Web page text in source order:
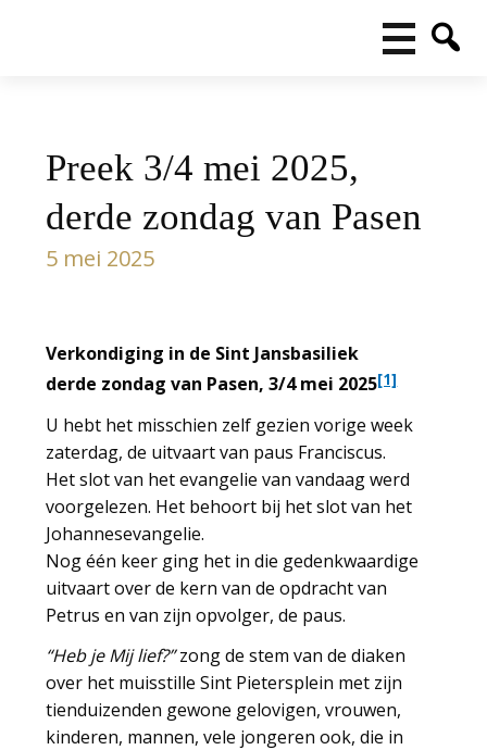
Preek 3/4 mei 2025,
derde zondag van Pasen
5 mei 2025
Verkondiging in de Sint Jansbasiliek
derde zondag van Pasen, 3/4 mei 2025[1]
U hebt het misschien zelf gezien vorige week
zaterdag, de uitvaart van paus Franciscus.
Het slot van het evangelie van vandaag werd
voorgelezen. Het behoort bij het slot van het
Johannesevangelie.
Nog één keer ging het in die gedenkwaardige
uitvaart over de kern van de opdracht van
Petrus en van zijn opvolger, de paus.
“Heb je Mij lief?”zong de stem van de diaken
over het muisstille Sint Pietersplein met zijn
tienduizenden gewone gelovigen, vrouwen,
kinderen, mannen, vele jongeren ook, die in